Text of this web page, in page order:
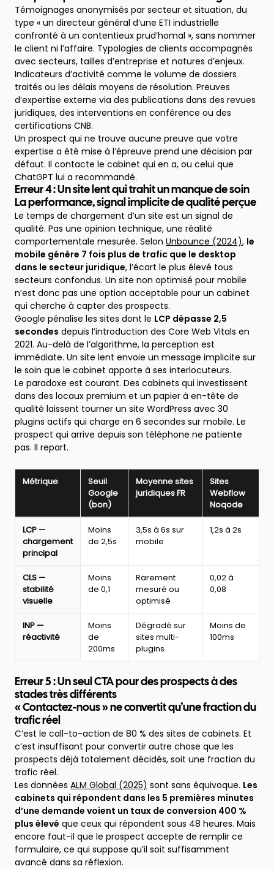
Témoignages anonymisés par secteur et situation, du
type « un directeur général d’une ETI industrielle
confronté à un contentieux prud’homal », sans nommer
le client ni l’affaire. Typologies de clients accompagnés
avec secteurs, tailles d’entreprise et natures d’enjeux.
Indicateurs d’activité comme le volume de dossiers
traités ou les délais moyens de résolution. Preuves
d’expertise externe via des publications dans des revues
juridiques, des interventions en conférence ou des
certifications CNB.
Un prospect qui ne trouve aucune preuve que votre
expertise a été mise à l’épreuve prend une décision par
défaut. Il contacte le cabinet qui en a, ou celui que
ChatGPT lui a recommandé.
Erreur 4 : Un site lent qui trahit un manque de soin
La performance, signal implicite de qualité perçue
Le temps de chargement d’un site est un signal de
qualité. Pas une opinion technique, une réalité
comportementale mesurée. Selon Unbounce (2024), le
mobile génère 7 fois plus de trafic que le desktop
dans le secteur juridique, l’écart le plus élevé tous
secteurs confondus. Un site non optimisé pour mobile
n’est donc pas une option acceptable pour un cabinet
qui cherche à capter des prospects.
Google pénalise les sites dont le LCP dépasse 2,5
secondes depuis l’introduction des Core Web Vitals en
2021. Au-delà de l’algorithme, la perception est
immédiate. Un site lent envoie un message implicite sur
le soin que le cabinet apporte à ses interlocuteurs.
Le paradoxe est courant. Des cabinets qui investissent
dans des locaux premium et un papier à en-tête de
qualité laissent tourner un site WordPress avec 30
plugins actifs qui charge en 6 secondes sur mobile. Le
prospect qui arrive depuis son téléphone ne patiente
pas. Il repart.
Web
Vitals
Google
2026
observées
sur
cabinets
d'avocats
en
France
Métrique
Seuil
Google
(bon)
Moyenne sites
juridiques FR
Sites
Webflow
Noqode
LCP —
chargement
principal
Moins
de 2,5s
3,5s à 6s sur
mobile
1,2s à 2s
CLS —
stabilité
visuelle
Moins
de 0,1
Rarement
mesuré ou
optimisé
0,02 à
0,08
INP —
réactivité
Moins
de
200ms
Dégradé sur
sites multi-
plugins
Moins de
100ms
Erreur 5 : Un seul CTA pour des prospects à des
stades très différents
« Contactez-nous » ne convertit qu’une fraction du
trafic réel
C’est le call-to-action de 80 % des sites de cabinets. Et
c’est insuffisant pour convertir autre chose que les
prospects déjà totalement décidés, soit une fraction du
trafic réel.
Les données ALM Global (2025) sont sans équivoque. Les
cabinets qui répondent dans les 5 premières minutes
d’une demande voient un taux de conversion 400 %
plus élevé que ceux qui répondent sous 48 heures. Mais
encore faut-il que le prospect accepte de remplir ce
formulaire, ce qui suppose qu’il soit suffisamment
avancé dans sa réflexion.